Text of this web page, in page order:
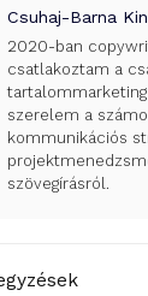
Csuhaj-Barna
2020-ban
csatlakoztam a
szerelem a
kommunikációs
szövegírásról.